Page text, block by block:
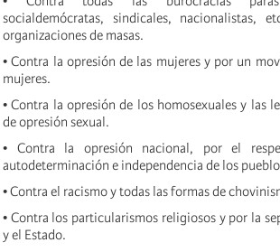
socialdemócratas, sindicales, nacionalistas,
organizaciones de masas.
• Contra la opresión de las mujeres y por un
mujeres.
• Contra la opresión de los homosexuales y las
de opresión sexual.
• Contra la opresión nacional, por el
autodeterminación e independencia de los
• Contra el racismo y todas las formas de
• Contra los particularismos religiosos y por la
y el Estado.